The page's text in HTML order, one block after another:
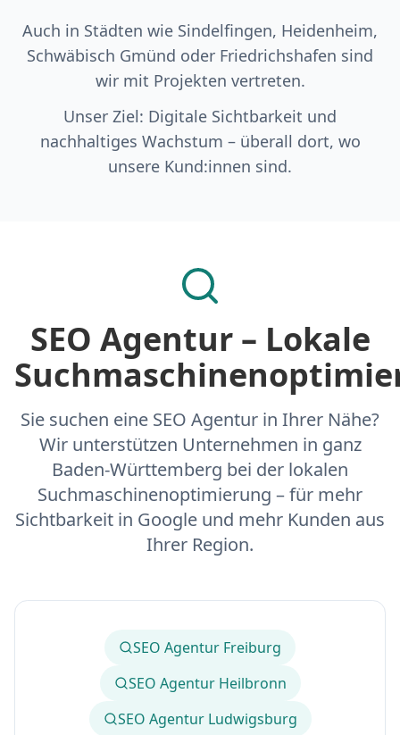
Auch in Städten wie Sindelfingen, Heidenheim,
Schwäbisch Gmünd oder Friedrichshafen sind
wir mit Projekten vertreten.
Unser Ziel: Digitale Sichtbarkeit und
nachhaltiges Wachstum – überall dort, wo
unsere Kund:innen sind.
SEO Agentur – Lokale
Sie suchen eine SEO Agentur in Ihrer Nähe?
Wir unterstützen Unternehmen in ganz
Baden-Württemberg bei der lokalen
Suchmaschinenoptimierung – für mehr
Sichtbarkeit in Google und mehr Kunden aus
Ihrer Region.
SEO Agentur Freiburg
SEO Agentur Heilbronn
SEO Agentur Ludwigsburg